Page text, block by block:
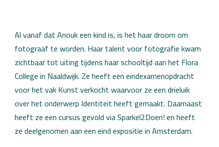
Al vanaf dat Anouk een kind is, is het haar droom om
fotograaf te worden. Haar talent voor fotografie kwam
zichtbaar tot uiting tijdens haar schooltijd aan het Flora
College in Naaldwijk. Ze heeft een eindexamenopdracht
voor het vak Kunst verkocht waarvoor ze een drieluik
over het onderwerp Identiteit heeft gemaakt. Daarnaast
heeft ze een cursus gevold via Sparkel2Doen! en heeft
ze deelgenomen aan een eind expositie in Amsterdam.